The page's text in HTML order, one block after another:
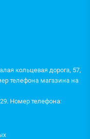
кольцевая дорога, 57,
телефона магазина на
Номер телефона: